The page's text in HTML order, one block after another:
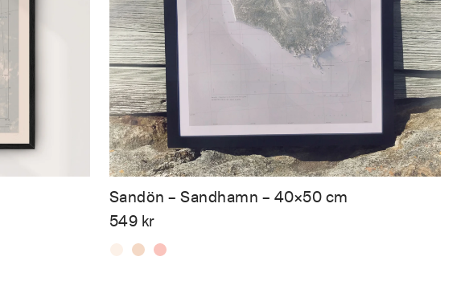
Sandön – Sandhamn – 40×50 cm
549 kr